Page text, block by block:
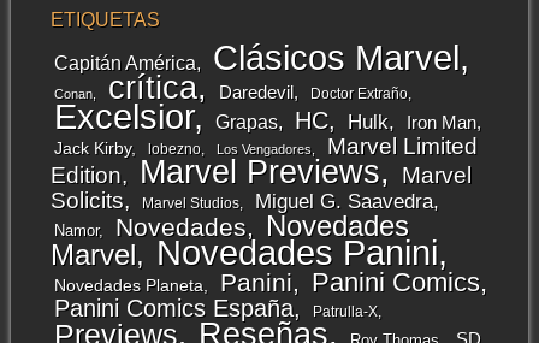
ETIQUETAS
Capitán América Clásicos Marvel
Conan crítica Daredevil Doctor Extraño
Excelsior Grapas HC Hulk Iron Man
Jack Kirby lobezno Los Vengadores
Marvel Limited
Edition
Marvel Previews
Marvel
Solicits
Marvel Studios Miguel G. Saavedra
Namor Novedades
Novedades
Marvel
Novedades Panini
Novedades Planeta Panini Panini Comics
Panini Comics España Patrulla-X
Previews Reseñas